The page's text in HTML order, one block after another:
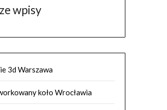
wpisy
3d Warszawa
koło Wrocławia